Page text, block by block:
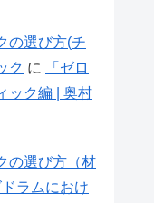
の選び方(チ
ク に
「ゼロ
ック編 | 奥村
の選び方（材
ラムにおけ